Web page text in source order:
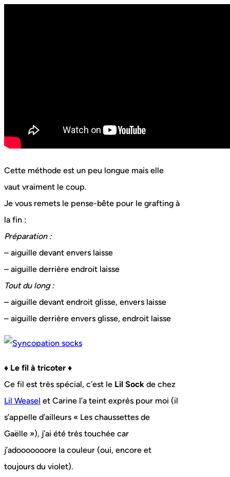
Cette méthode est un peu longue mais elle
vaut vraiment le coup.
Je vous remets le pense-bête pour le grafting à
la fin :
Préparation :
– aiguille devant envers laisse
– aiguille derrière endroit laisse
Tout du long :
– aiguille devant endroit glisse, envers laisse
– aiguille derrière envers glisse, endroit laisse
♦ Le fil à tricoter ♦
Ce fil est très spécial, c’est le Lil Sock de chez
Lil Weasel et Carine l’a teint exprès pour moi (il
s’appelle d’ailleurs « Les chaussettes de
Gaëlle »), j’ai été très touchée car
j’adooooooore la couleur (oui, encore et
toujours du violet).